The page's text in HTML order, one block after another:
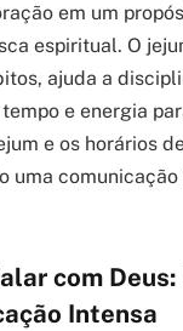
em um
espiritual. O
ajuda a
e energia
e os horários
uma
com Deus:
Intensa